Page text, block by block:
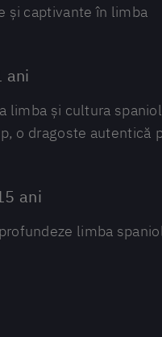
și captivante în limba
ani
limba și cultura
o dragoste autentică
ani
limba